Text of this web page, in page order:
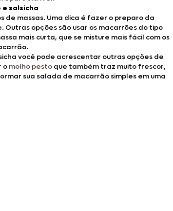
salsicha
massas. Uma dica é fazer o preparo da
opções são usar os macarrões do tipo
mais curta, que se misture mais fácil com os
você pode acrescentar outras opções de
o molho pesto que também traz muito frescor,
sua salada de macarrão simples em uma